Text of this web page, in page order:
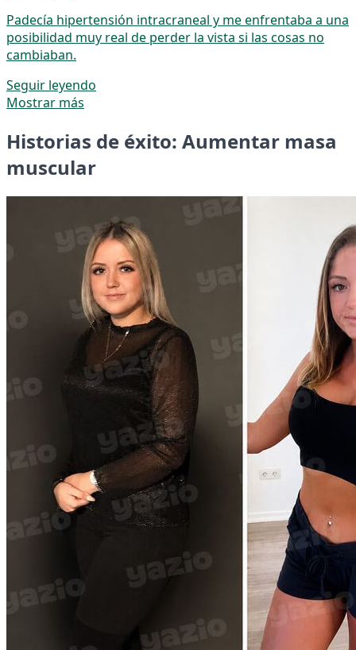
Padecía hipertensión intracraneal y me enfrentaba a una
posibilidad muy real de perder la vista si las cosas no
cambiaban.
Seguir leyendo
Mostrar más
Historias de éxito: Aumentar masa
muscular